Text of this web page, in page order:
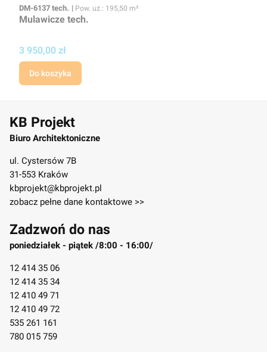
Kod
DM-6137 tech. Powierzchnia użytkowa
Pow. uż.: 195,50 m²
Mulawicze tech.
Cena
3 950,00 zł
Do koszyka
KB Projekt
Biuro Architektoniczne
ul. Cystersów 7B
31-553 Kraków
kbprojekt@kbprojekt.pl
zobacz pełne dane kontaktowe >>
Zadzwoń do nas
poniedziałek - piątek /8:00 - 16:00/
12 414 35 06
12 414 35 34
12 410 49 71
12 410 49 72
535 261 161
780 015 759